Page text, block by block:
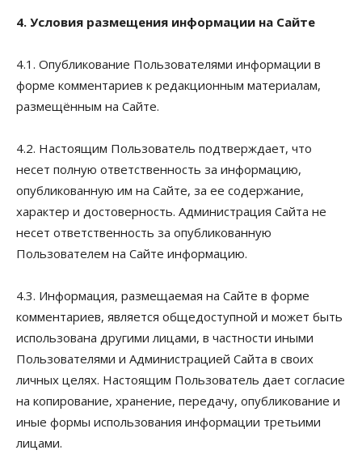
4. Условия размещения информации на Сайте
4.1. Опубликование Пользователями информации в
форме комментариев к редакционным материалам,
размещённым на Сайте.
4.2. Настоящим Пользователь подтверждает, что
несет полную ответственность за информацию,
опубликованную им на Сайте, за ее содержание,
характер и достоверность. Администрация Сайта не
несет ответственность за опубликованную
Пользователем на Сайте информацию.
4.3. Информация, размещаемая на Сайте в форме
комментариев, является общедоступной и может быть
использована другими лицами, в частности иными
Пользователями и Администрацией Сайта в своих
личных целях. Настоящим Пользователь дает согласие
на копирование, хранение, передачу, опубликование и
иные формы использования информации третьими
лицами.